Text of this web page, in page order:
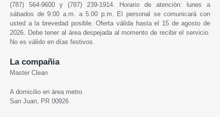
(787) 564-9600 y (787) 239-1914. Horario de atención: lunes a
sábados de 9:00 a.m. a 5:00 p.m. El personal se comunicará con
usted a la brevedad posible. Oferta válida hasta el 15 de agosto de
2026. Debe tener al área despejada al momento de recibir el servicio.
No es válido en días festivos.
La compañia
Master Clean
A domicilio en área metro
San Juan, PR 00926